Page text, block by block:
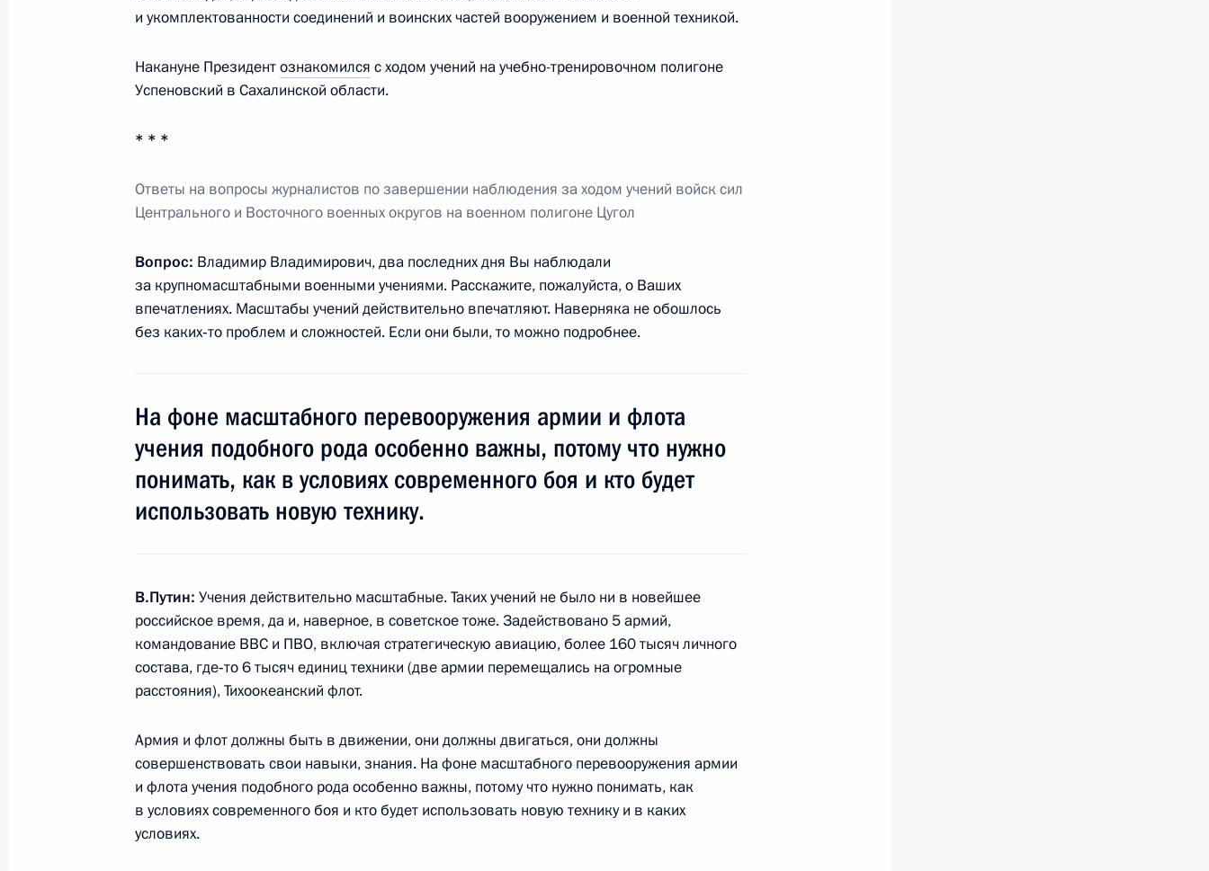
25 июля 2013 года, 20:15 Москва, Кремль
Встреча с представителями поместных православных церквей
24 июля 2013 года, среда
Набиуллиной
24 июля 2013 года, 17:30 Московская область, Ново-Огарёво
федеральном округе Александром Хлопониным
24 июля 2013 года, 12:30
23 июля 2013 года, вторник
23 июля 2013 года, 18:00
Рабочая встреча с Министром обороны Сергеем Шойгу
23 июля 2013 года, 17:00 Московская область, Ново-Огарёво
Рабочая встреча с руководителем Федеральной налоговой
службы Михаилом Мишустиным
23 июля 2013 года, 12:30
и укомплектованности соединений и воинских частей вооружением и военной техникой.
Накануне Президентознакомился с ходом учений на учебно-тренировочном полигоне
Успеновский в Сахалинской области.
* * *
Ответы на вопросы журналистов по завершении наблюдения за ходом учений войск сил
Центрального и Восточного военных округов на военном полигоне Цугол
Вопрос: Владимир Владимирович, два последних дня Вы наблюдали
за крупномасштабными военными учениями. Расскажите, пожалуйста, о Ваших
впечатлениях. Масштабы учений действительно впечатляют. Наверняка не обошлось
без каких‑то проблем и сложностей. Если они были, то можно подробнее.
На фоне масштабного перевооружения армии и флота
учения подобного рода особенно важны, потому что нужно
понимать, как в условиях современного боя и кто будет
использовать новую технику.
В.Путин: Учения действительно масштабные. Таких учений не было ни в новейшее
российское время, да и, наверное, в советское тоже. Задействовано 5 армий,
командование ВВС и ПВО, включая стратегическую авиацию, более 160 тысяч личного
состава, где‑то 6 тысяч единиц техники (две армии перемещались на огромные
расстояния), Тихоокеанский флот.
Армия и флот должны быть в движении, они должны двигаться, они должны
совершенствовать свои навыки, знания. На фоне масштабного перевооружения армии
и флота учения подобного рода особенно важны, потому что нужно понимать, как
в условиях современного боя и кто будет использовать новую технику и в каких
условиях.